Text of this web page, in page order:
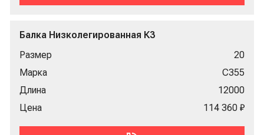
Балка Низколегированная К3
Размер
20
Марка
С355
Длина
12000
Цена
114 360 ₽